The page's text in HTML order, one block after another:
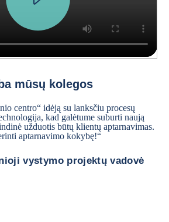
mūsų kolegos
centro“ idėją su lanksčiu procesų
kad galėtume suburti naują
užduotis būtų klientų aptarnavimas.
aptarnavimo kokybę!“
vystymo projektų vadovė